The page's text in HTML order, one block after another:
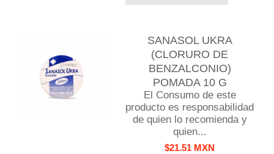
SANASOL UKRA
(CLORURO DE
BENZALCONIO)
POMADA 10 G
El Consumo de este
producto es responsabilidad
de quien lo recomienda y
quien...
$21.51 MXN